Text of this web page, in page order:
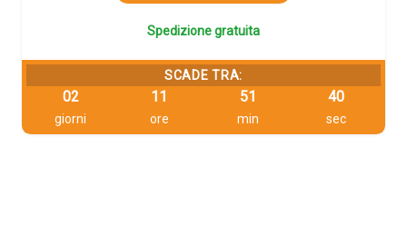
Spedizione gratuita
SCADE TRA:
02
giorni
11
ore
51
min
40
sec